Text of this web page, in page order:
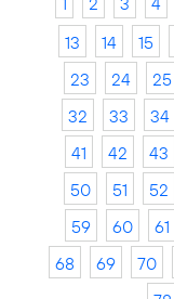
13
14 15
23
24 25
32
33 34
41
42 43
50
51 52
59
60 61
68
69 70